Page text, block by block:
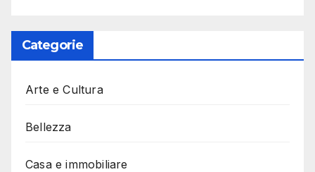
Categorie
Arte e Cultura
Bellezza
Casa e immobiliare